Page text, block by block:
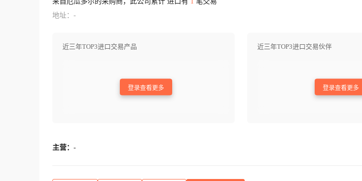
地址：-
近三年TOP3进口交易产品
登录查看更多
近三年TOP3进口交易伙伴
登录查看更多
主营： -